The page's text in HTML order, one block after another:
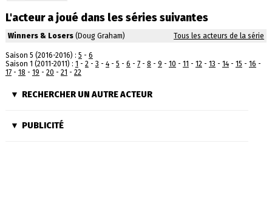
L'acteur a joué dans les séries suivantes
Winners & Losers(Doug Graham) Tous les acteurs de la série
Saison 5 (2016-2016) : 5 - 6
Saison 1 (2011-2011) : 1 - 2- 3 - 4- 5 - 6 - 7- 8 - 9 - 10 - 11 - 12- 13 - 14- 15 - 16 -
17- 18 - 19 - 20 - 21 - 22
RECHERCHER UN AUTRE ACTEUR
PUBLICITÉ